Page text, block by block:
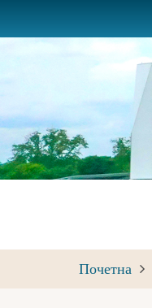
to
main
content
Почетна